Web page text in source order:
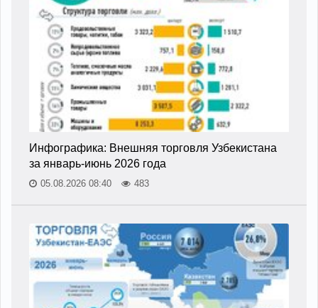
Инфографика: Внешняя торговля Узбекистана
за январь-июнь 2026 года
05.08.2026 08:40 483